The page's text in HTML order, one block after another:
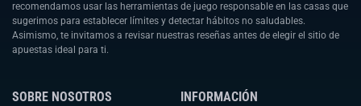
recomendamos usar las herramientas de juego responsable en las casas que
sugerimos para establecer límites y detectar hábitos no saludables.
Asimismo, te invitamos a revisar nuestras reseñas antes de elegir el sitio de
apuestas ideal para ti.
SOBRE NOSOTROS INFORMACIÓN